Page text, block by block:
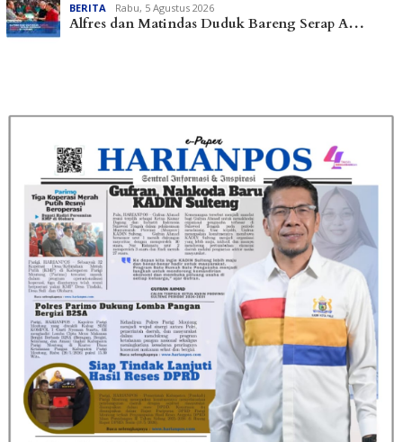
BERITA Rabu, 5 Agustus 2026
Alfres dan Matindas Duduk Bareng Serap A…